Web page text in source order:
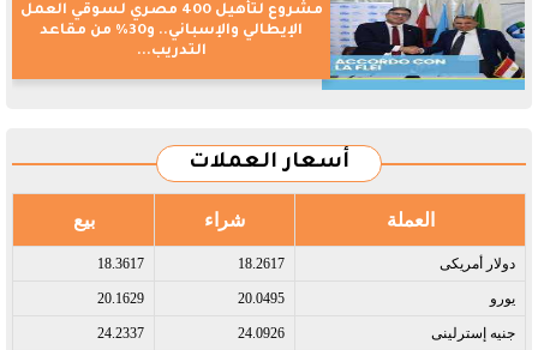
مشروع لتأهيل 400 مصري لسوقي العمل
الإيطالي والإسباني.. و30% من مقاعد
التدريب...
أسعار العملات
العملة شراء بيع
دولار أمريكى​ 18.2617
18.3617
يورو​ 20.0495
20.1629
جنيه إسترلينى​ 24.0926
24.2337